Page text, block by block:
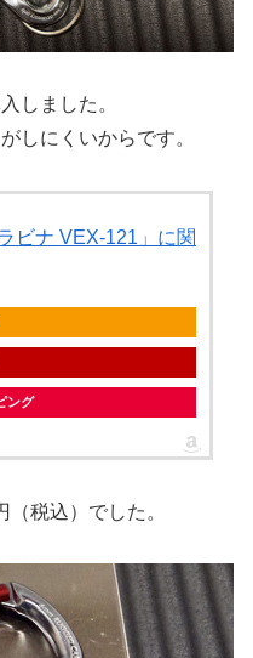
しました。
しにくいからです。
ビナ VEX-121」に関
ング
税込）でした。